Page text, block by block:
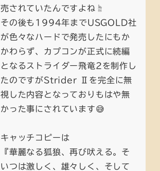
売されていたんですよね☝️
その後も1994年までUSGOLD社
が色々なハードで発売したにもか
かわらず、カプコンが正式に続編
となるストライダー飛竜2を制作し
たのですがStrider Ⅱを完全に無
視した内容となっておりもはや無
かった事にされています😅
キャッチコピーは
『華麗なる狐狼、再び吠える。そ
いつは激しく、雄々しく、そして